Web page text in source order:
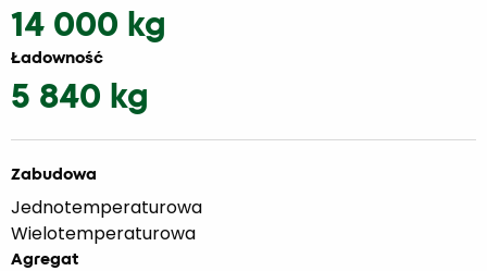
14 000 kg
Ładowność
5 840 kg
Zabudowa
Jednotemperaturowa
Wielotemperaturowa
Agregat